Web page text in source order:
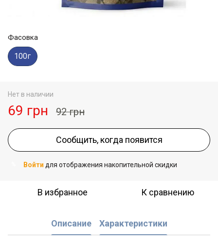
Фасовка
100г
Нет в наличии
69 грн 92 грн
Сообщить, когда появится
Войти для отображения накопительной скидки
В избранное К сравнению
Описание Характеристики